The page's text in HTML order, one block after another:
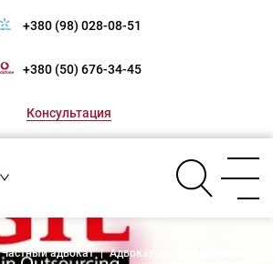
+380 (98) 028-08-51
+380 (50) 676-34-45
Консультация
Частный адвокат | Адвокат по гражданским